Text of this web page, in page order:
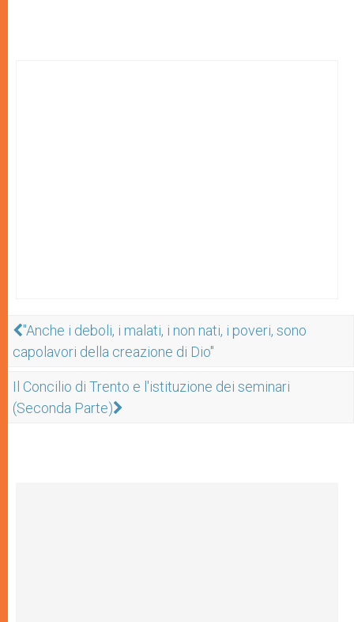
"Anche i deboli, i malati, i non nati, i poveri, sono
capolavori della creazione di Dio"
Il Concilio di Trento e l'istituzione dei seminari
(Seconda Parte)